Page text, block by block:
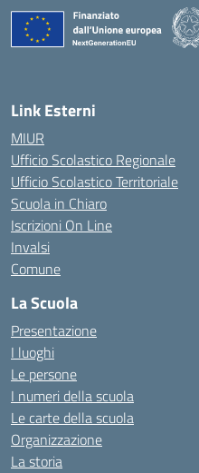
Link Esterni
MIUR
Ufficio Scolastico Regionale
Ufficio Scolastico Territoriale
Scuola in Chiaro
Iscrizioni On Line
Invalsi
Comune
La Scuola
Presentazione
I luoghi
Le persone
I numeri della scuola
Le carte della scuola
Organizzazione
La storia